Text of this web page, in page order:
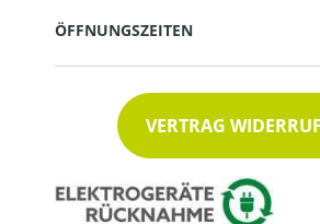
ÖFFNUNGSZEITEN
VERTRAG